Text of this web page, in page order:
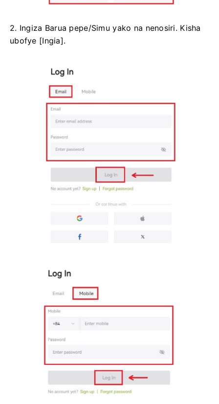
2. Ingiza Barua pepe/Simu yako na nenosiri. Kisha
ubofye [Ingia].